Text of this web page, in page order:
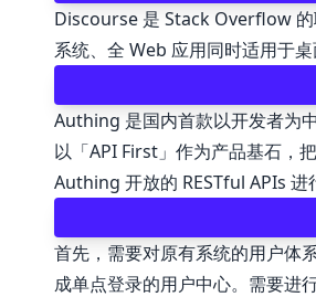
Discourse 是 Stack Overflow 的
系统、全 Web 应用同时适用于桌
Authing 是国内首款以开发者为
以「API First」作为产品基石，
Authing 开放的 RESTful APIs 进
首先，需要对原有系统的用户体
成单点登录的用户中心。需要进